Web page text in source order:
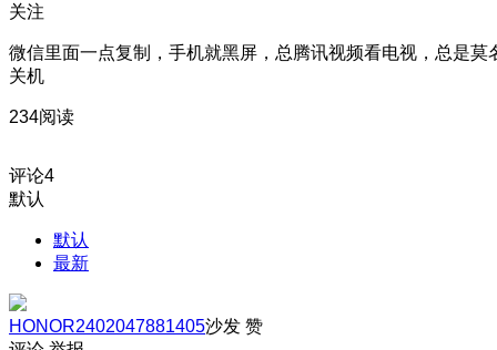
关注
微信里面一点复制，手机就黑屏，总腾讯视频看电视，总是莫
关机
234阅读
评论4
默认
默认
最新
HONOR2402047881405沙发 赞